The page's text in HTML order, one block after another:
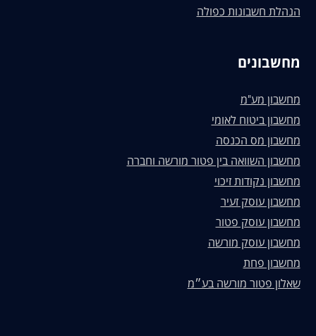
הנהלת חשבונות כפולה
מחשבונים
מחשבון מע"מ
מחשבון ביטוח לאומי
מחשבון מס הכנסה
מחשבון השוואה בין פטור מורשה וחברה
מחשבון נקודות זיכוי
מחשבון עוסק זעיר
מחשבון עוסק פטור
מחשבון עוסק מורשה
מחשבון פחת
שאלון פטור מורשה בע״מ